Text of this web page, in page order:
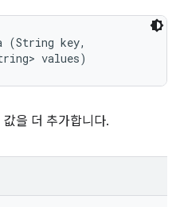
(String key,
values)
을 더 추가합니다.